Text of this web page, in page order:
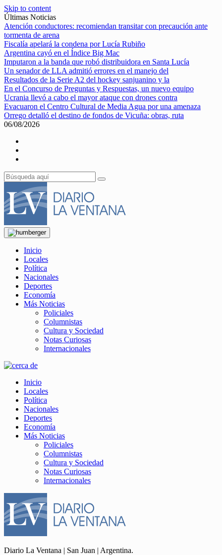
Skip to content
Últimas Noticias
Atención conductores: recomiendan transitar con precaución ante
tormenta de arena
Fiscalía apelará la condena por Lucía Rubiño
Argentina cayó en el Índice Big Mac
Imputaron a la banda que robó distribuidora en Santa Lucía
Un senador de LLA admitió errores en el manejo del
Resultados de la Serie A2 del hockey sanjuanino y la
En el Concurso de Preguntas y Respuestas, un nuevo equipo
Ucrania llevó a cabo el mayor ataque con drones contra
Evacuaron el Centro Cultural de Media Agua por una amenaza
Orrego detalló el destino de fondos de Vicuña: obras, ruta
06/08/2026
Inicio
Locales
Política
Nacionales
Deportes
Economía
Más Noticias
Policiales
Columnistas
Cultura y Sociedad
Notas Curiosas
Internacionales
Inicio
Locales
Política
Nacionales
Deportes
Economía
Más Noticias
Policiales
Columnistas
Cultura y Sociedad
Notas Curiosas
Internacionales
Diario La Ventana | San Juan | Argentina.